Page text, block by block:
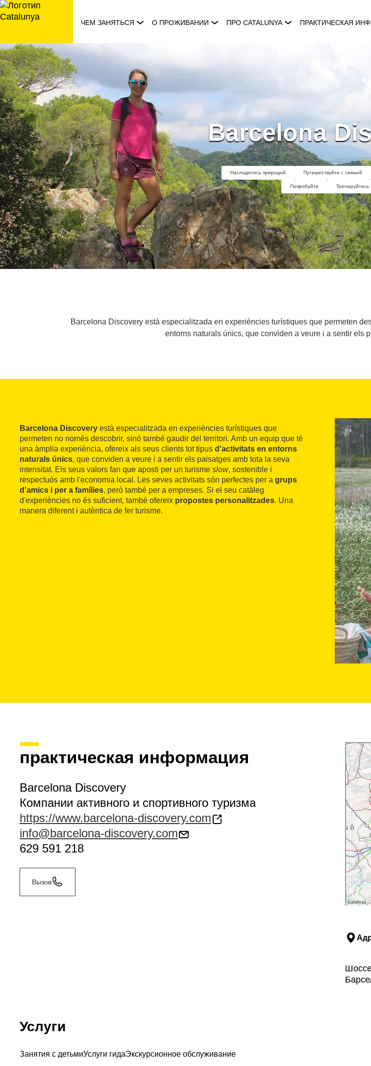
перейти
к
ЧЕМ ЗАНЯТЬСЯ О ПРОЖИВАНИИ ПРО CATALUNYA ПРАКТИЧЕСКАЯ
Barcelona
Насладитесь природой Путешествуйте с семьей
Попробуйте Тренируйтесь
Barcelona Discovery està especialitzada en experiències turístiques que permeten
entorns naturals únics, que conviden a veure i a sentir els
Barcelona Discovery està especialitzada en experiències turístiques que
permeten no només descobrir, sinó també gaudir del territori. Amb un equip que té
una àmplia experiència, ofereix als seus clients tot tipus d'activitats en entorns
naturals únics, que conviden a veure i a sentir els paisatges amb tota la seva
intensitat. Els seus valors fan que aposti per un turisme slow, sostenible i
respectuós amb l'economia local. Les seves activitats són perfectes per a grups
d'amics i per a famílies, però també per a empreses. Si el seu catàleg
d'experiències no és suficient, també ofereix propostes personalitzades. Una
manera diferent i autèntica de fer turisme.
практическая информация
Barcelona Discovery
Компании активного и спортивного туризма
https://www.barcelona-discovery.com
info@barcelona-discovery.com
629 591 218
Вызов
Услуги
Занятия с детьмиУслуги гидаЭкскурсионное обслуживание